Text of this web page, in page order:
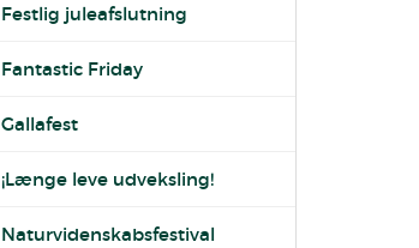
Festlig juleafslutning
Fantastic Friday
Gallafest
¡Længe leve udveksling!
Naturvidenskabsfestival